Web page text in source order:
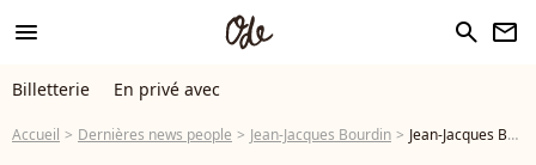
menu search newsletter
Billetterie En privé avec
Accueil Dernières news people Jean-Jacques Bourdin Jean-Jacques Bourdin accusé de tentative d'agression sexuelle : une enquête ouverte